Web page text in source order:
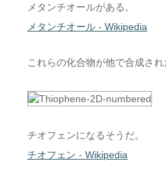
メタンチオールがある。
メタンチオール - Wikipedia
これらの化合物が他で合成さ
チオフェンになるそうだ。
チオフェン - Wikipedia